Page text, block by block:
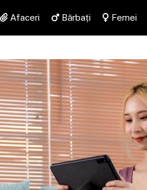
Afaceri Bărbați Femei